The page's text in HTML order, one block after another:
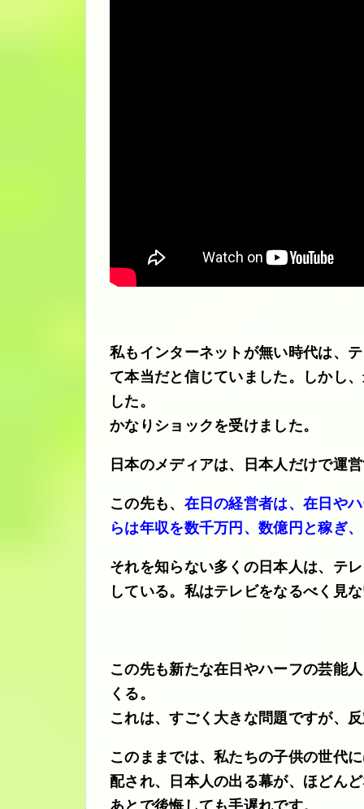
私もインターネットが無い時代は、
て本当だと信じていました。しかし
した。
かなりショックを受けました。
日本のメディアは、日本人だけで運
この先も、 在日の経営者は、在日や
らは年収を数千万円、数億円と稼ぎ
それを知らない多くの日本人は、テ
している。私はテレビをなるべく見
この先も新たな在日やハーフの芸能
くる。
これは、すごく大きな問題ですが、
このままでは、私たちの子供の世代
配され、日本人の出る幕が、ほどん
あとで後悔しても手遅れです。